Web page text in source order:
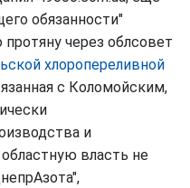
обязанности"
через облсовет
хлоропереливной
с Коломойским,
и
власть не